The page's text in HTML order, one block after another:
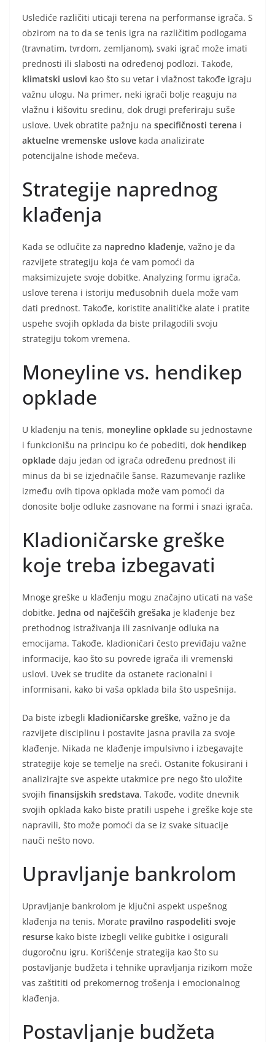
Uslediće različiti uticaji terena na performanse igrača. S
obzirom na to da se tenis igra na različitim podlogama
(travnatim, tvrdom, zemljanom), svaki igrač može imati
prednosti ili slabosti na određenoj podlozi. Takođe,
klimatski uslovi kao što su vetar i vlažnost takođe igraju
važnu ulogu. Na primer, neki igrači bolje reaguju na
vlažnu i kišovitu sredinu, dok drugi preferiraju suše
uslove. Uvek obratite pažnju na specifičnosti terena i
aktuelne vremenske uslove kada analizirate
potencijalne ishode mečeva.
Strategije naprednog
klađenja
Kada se odlučite za napredno klađenje, važno je da
razvijete strategiju koja će vam pomoći da
maksimizujete svoje dobitke. Analyzing formu igrača,
uslove terena i istoriju međusobnih duela može vam
dati prednost. Takođe, koristite analitičke alate i pratite
uspehe svojih opklada da biste prilagodili svoju
strategiju tokom vremena.
Moneyline vs. hendikep
opklade
U klađenju na tenis, moneyline opklade su jednostavne
i funkcionišu na principu ko će pobediti, dok hendikep
opklade daju jedan od igrača određenu prednost ili
minus da bi se izjednačile šanse. Razumevanje razlike
između ovih tipova opklada može vam pomoći da
donosite bolje odluke zasnovane na formi i snazi igrača.
Kladioničarske greške
koje treba izbegavati
Mnoge greške u klađenju mogu značajno uticati na vaše
dobitke. Jedna od najčešćih grešaka je klađenje bez
prethodnog istraživanja ili zasnivanje odluka na
emocijama. Takođe, kladioničari često previđaju važne
informacije, kao što su povrede igrača ili vremenski
uslovi. Uvek se trudite da ostanete racionalni i
informisani, kako bi vaša opklada bila što uspešnija.
Da biste izbegli kladioničarske greške, važno je da
razvijete disciplinu i postavite jasna pravila za svoje
klađenje. Nikada ne klađenje impulsivno i izbegavajte
strategije koje se temelje na sreći. Ostanite fokusirani i
analizirajte sve aspekte utakmice pre nego što uložite
svojih finansijskih sredstava. Takođe, vodite dnevnik
svojih opklada kako biste pratili uspehe i greške koje ste
napravili, što može pomoći da se iz svake situacije
nauči nešto novo.
Upravljanje bankrolom
Upravljanje bankrolom je ključni aspekt uspešnog
klađenja na tenis. Morate pravilno raspodeliti svoje
resurse kako biste izbegli velike gubitke i osigurali
dugoročnu igru. Korišćenje strategija kao što su
postavljanje budžeta i tehnike upravljanja rizikom može
vas zaštititi od prekomernog trošenja i emocionalnog
klađenja.
Postavljanje budžeta